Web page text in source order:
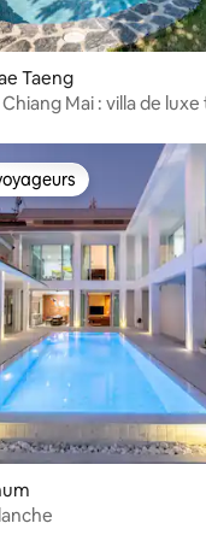
Taeng
Mai : villa de
les plus appréciés